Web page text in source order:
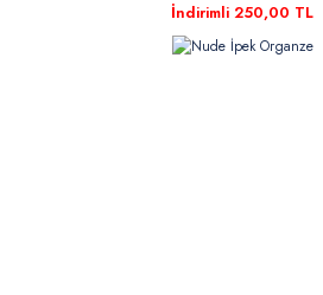
İndirimli 250,00 TL